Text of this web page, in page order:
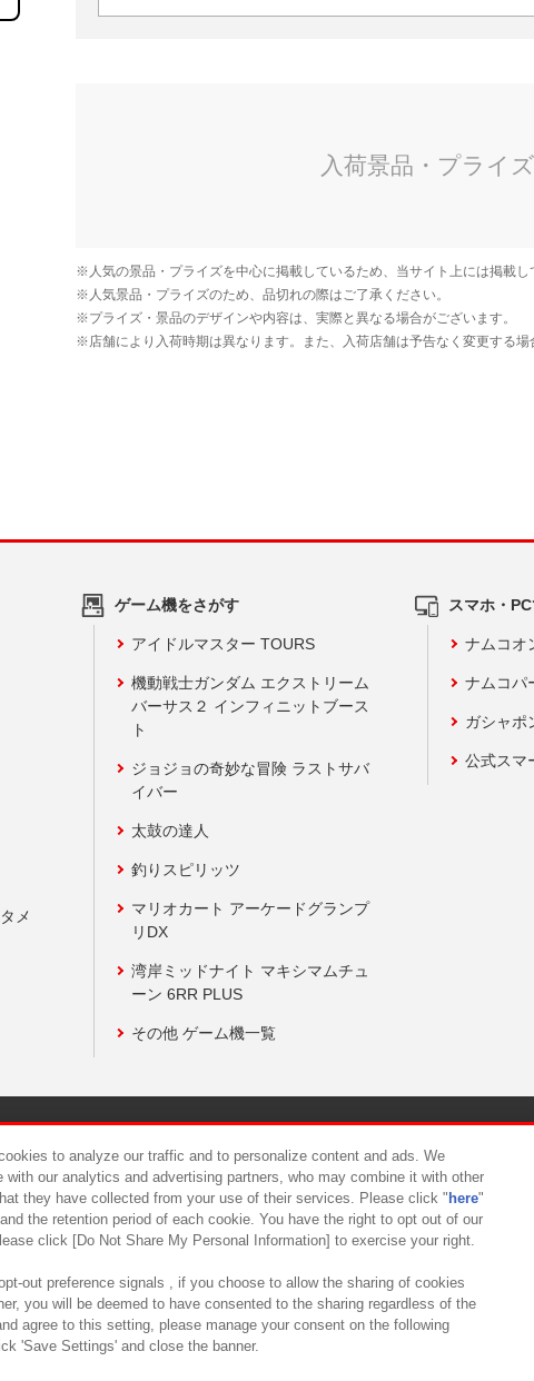
メ
ゲーム機をさがす
アイドルマスター TOURS
機動戦士ガンダム エクストリーム
バーサス２ インフィニットブース
ト
ジョジョの奇妙な冒険 ラストサバ
イバー
太鼓の達人
釣りスピリッツ
マリオカート アーケードグランプ
リDX
湾岸ミッドナイト マキシマムチュ
ーン 6RR PLUS
その他 ゲーム機一覧
スマホ・
ナムコオ
ナムコパ
ガシャポ
公式スマ
食品のご提供について カスタマーハラスメント対応方針
to analyze our traffic and to personalize content and ads. We
our analytics and advertising partners, who may combine it with other
they have collected from your use of their services. Please click " here"
the retention period of each cookie. You have the right to opt out of our
click [Do Not Share My Personal Information] to exercise your right.
out preference signals , if you choose to allow the sharing of cookies
you will be deemed to have consented to the sharing regardless of the
agree to this setting, please manage your consent on the following
'Save Settings' and close the banner.